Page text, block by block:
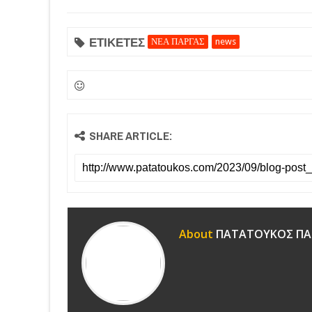
ΕΤΙΚΕΤΕΣ ΝΕΑ ΠΑΡΓΑΣ news
SHARE ARTICLE:
About ΠΑΤΑΤΟΥΚΟΣ